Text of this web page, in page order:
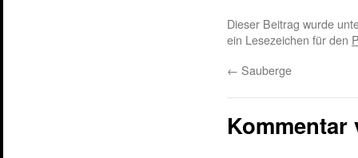
Dieser Beitrag wurde
ein Lesezeichen für den
← Sauberge
Kommentar